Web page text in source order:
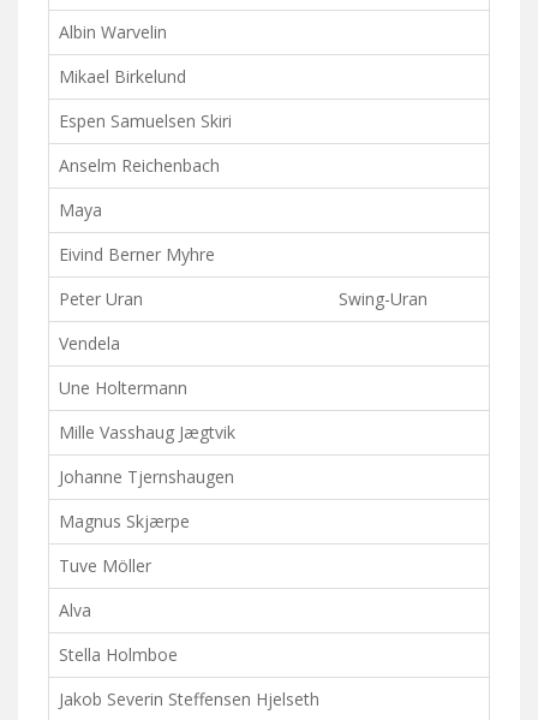
Albin Warvelin
Mikael Birkelund
Espen Samuelsen Skiri
Anselm Reichenbach
Maya
Eivind Berner Myhre
Peter Uran
Swing-Uran
Vendela
Une Holtermann
Mille Vasshaug Jægtvik
Johanne Tjernshaugen
Magnus Skjærpe
Tuve Möller
Alva
Stella Holmboe
Jakob Severin Steffensen Hjelseth